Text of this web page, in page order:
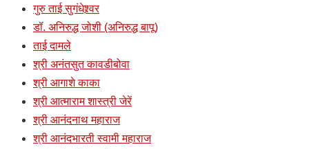
गुरु ताई सुगंधेश्र्वर
डॉ. अनिरुद्ध जोशी (अनिरुद्ध बापू)
ताई दामले
श्री अनंतसुत कावडीबोवा
श्री आगाशे काका
श्री आत्माराम शास्त्री जेरें
श्री आनंदनाथ महाराज
श्री आनंदभारती स्वामी महाराज